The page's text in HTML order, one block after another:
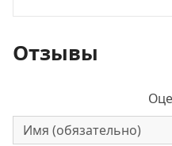
Отзывы